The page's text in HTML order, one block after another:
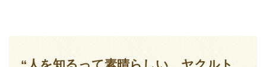
“人を知るって素晴らしい ヤクルト